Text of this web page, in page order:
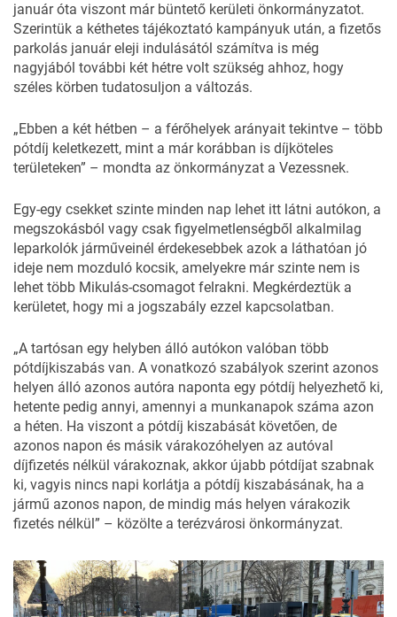
január óta viszont már büntető kerületi önkormányzatot.
Szerintük a kéthetes tájékoztató kampányuk után, a fizetős
parkolás január eleji indulásától számítva is még
nagyjából további két hétre volt szükség ahhoz, hogy
széles körben tudatosuljon a változás.
„Ebben a két hétben – a férőhelyek arányait tekintve – több
pótdíj keletkezett, mint a már korábban is díjköteles
területeken” – mondta az önkormányzat a Vezessnek.
Egy-egy csekket szinte minden nap lehet itt látni autókon, a
megszokásból vagy csak figyelmetlenségből alkalmilag
leparkolók járműveinél érdekesebbek azok a láthatóan jó
ideje nem mozduló kocsik, amelyekre már szinte nem is
lehet több Mikulás-csomagot felrakni. Megkérdeztük a
kerületet, hogy mi a jogszabály ezzel kapcsolatban.
„A tartósan egy helyben álló autókon valóban több
pótdíjkiszabás van. A vonatkozó szabályok szerint azonos
helyen álló azonos autóra naponta egy pótdíj helyezhető ki,
hetente pedig annyi, amennyi a munkanapok száma azon
a héten. Ha viszont a pótdíj kiszabását követően, de
azonos napon és másik várakozóhelyen az autóval
díjfizetés nélkül várakoznak, akkor újabb pótdíjat szabnak
ki, vagyis nincs napi korlátja a pótdíj kiszabásának, ha a
jármű azonos napon, de mindig más helyen várakozik
fizetés nélkül” – közölte a terézvárosi önkormányzat.